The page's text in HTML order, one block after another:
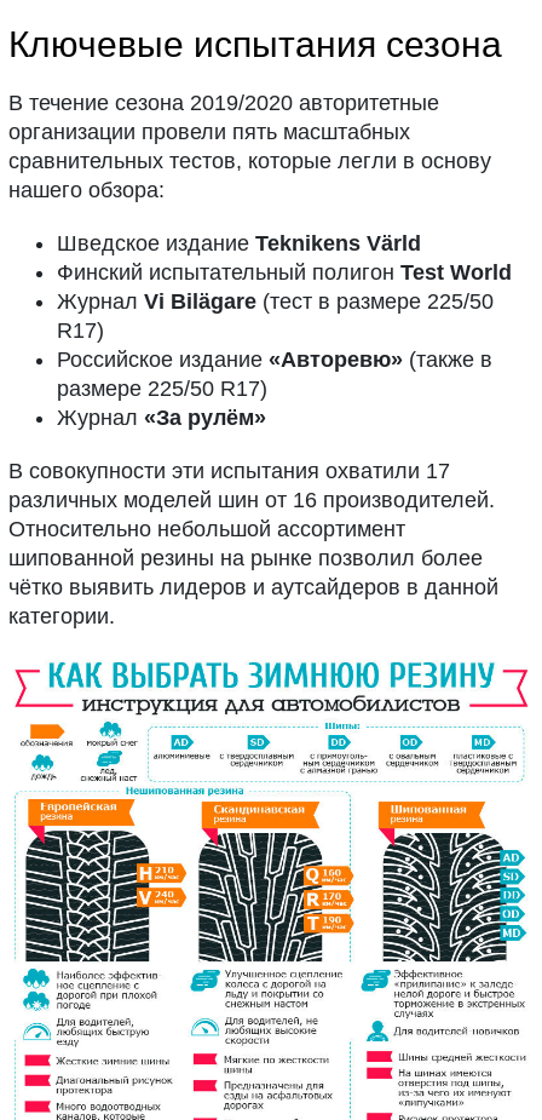
Ключевые испытания сезона
В течение сезона 2019/2020 авторитетные
организации провели пять масштабных
сравнительных тестов, которые легли в основу
нашего обзора:
Шведское изданиеTeknikens Värld
Финский испытательный полигонTest World
ЖурналVi Bilägare (тест в размере 225/50
R17)
Российское издание«Авторевю» (также в
размере 225/50 R17)
Журнал«За рулём»
В совокупности эти испытания охватили 17
различных моделей шин от 16 производителей.
Относительно небольшой ассортимент
шипованной резины на рынке позволил более
чётко выявить лидеров и аутсайдеров в данной
категории.